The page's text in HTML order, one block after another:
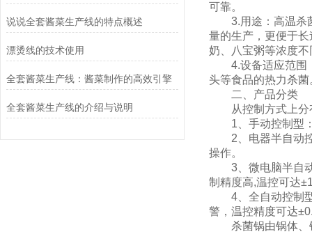
说说全套酱菜生产线的特点概述
漂烫线的技术使用
全套酱菜生产线：酱菜制作的高效引擎
全套酱菜生产线的介绍与说明
可靠。
3.用途：高温杀菌
量的生产，更便于
奶、八宝粥等浓度
4.设备适应范围：
头等食品的热力杀菌
二、产品分类
从控制方式上分
1、手动控制型：
2、电器半自动控
操作。
3、微电脑半自动
制精度高,温控可达
4、全自动控制型
警，温控精度可达
杀菌锅由锅体、锅